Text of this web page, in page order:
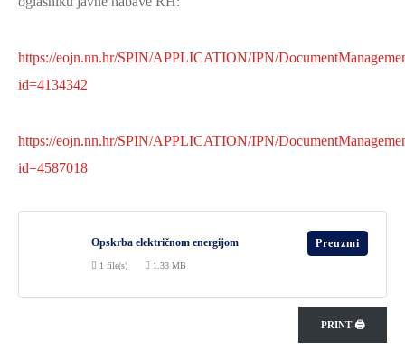
https://eojn.nn.hr/SPIN/APPLICATION/IPN/
id=4134342
https://eojn.nn.hr/SPIN/APPLICATION/IPN/
id=4587018
Opskrba električnom energijom
1 file(s) 1.33 MB
Preuzmi
PRINT 🖨